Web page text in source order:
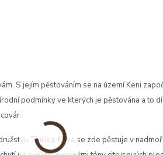
S jejím pěstováním se na území Keni
podmínky ve kterých je pěstována a to
Thiriku. Káva se zde pěstuje v